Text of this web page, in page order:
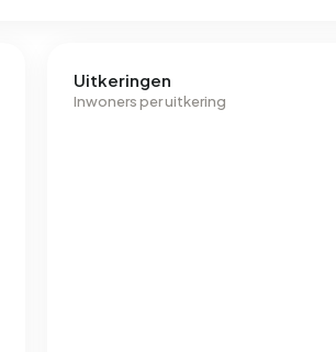
Uitkeringen
Inwoners per uitkering